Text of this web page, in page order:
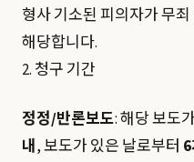
형사 기소된 피의자가 무
해당합니다.
2. 청구 기간
정정/반론보도: 해당 보도
내, 보도가 있은 날로부터